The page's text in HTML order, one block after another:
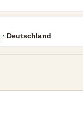
· Deutschland